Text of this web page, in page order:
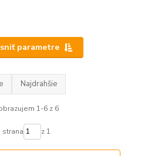
parametre
Najdrahšie
1-6 z 6
strana z 1